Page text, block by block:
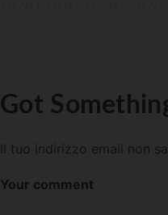
Got
Il tuo indirizzo email non
Your comment